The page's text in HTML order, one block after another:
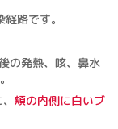
路です。
の発熱、咳、鼻水
頬の内側に白いブ